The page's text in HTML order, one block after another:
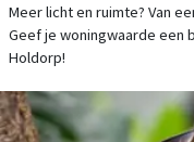
Meer licht en ruimte? Van
Geef je woningwaarde een
Holdorp!